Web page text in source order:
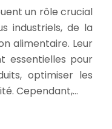
un rôle crucial
industriels, de la
alimentaire. Leur
essentielles pour
optimiser les
Cependant,…